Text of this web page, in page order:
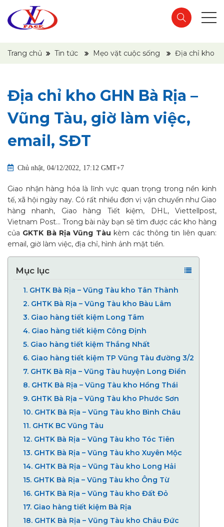
Trang chủ Tin tức Mẹo vặt cuộc sống Địa chỉ kho
Địa chỉ kho GHN Bà Rịa –
Vũng Tàu, giờ làm việc,
email, SĐT
Chủ nhật, 04/12/2022, 17:12 GMT+7
Giao nhận hàng hóa là lĩnh vực quan trọng trong nền kinh
tế, xã hội ngày nay. Có rất nhiều đơn vị vận chuyển như Giao
hàng nhanh, Giao hàng Tiết kiệm, DHL, Viettellpost,
Vietnam Post… Trong bài này bạn sẽ tìm được các kho hàng
của GKTK Bà Rịa Vũng Tàu kèm các thông tin liên quan:
email, giờ làm việc, địa chỉ, hình ảnh mặt tiền.
Mục lục
1. GHTK Bà Rịa – Vũng Tàu kho Tân Thành
2. GHTK Bà Rịa – Vũng Tàu kho Bàu Lâm
3. Giao hàng tiết kiệm Long Tâm
4. Giao hàng tiết kiệm Công Định
5. Giao hàng tiết kiệm Thắng Nhất
6. Giao hàng tiết kiệm TP Vũng Tàu đường 3/2
7. GHTK Bà Rịa – Vũng Tàu huyện Long Điền
8. GHTK Bà Rịa – Vũng Tàu kho Hồng Thái
9. GHTK Bà Rịa – Vũng Tàu kho Phước Sơn
10. GHTK Bà Rịa – Vũng Tàu kho Bình Châu
11. GHTK BC Vũng Tàu
12. GHTK Bà Rịa – Vũng Tàu kho Tóc Tiên
13. GHTK Bà Rịa – Vũng Tàu kho Xuyên Mộc
14. GHTK Bà Rịa – Vũng Tàu kho Long Hải
15. GHTK Bà Rịa – Vũng Tàu kho Ông Từ
16. GHTK Bà Rịa – Vũng Tàu kho Đất Đỏ
17. Giao hàng tiết kiệm Bà Rịa
18. GHTK Bà Rịa – Vũng Tàu kho Châu Đức